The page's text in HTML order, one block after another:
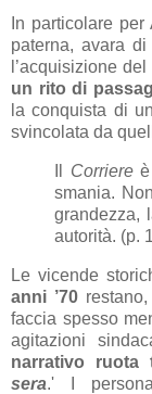
In particolare
paterna, avara di
l’acquisizione
un rito di
la conquista di
svincolata da
Corriereè
smania.
grandezza,
autorità. (p.
Le vicende
anni ’70
faccia spesso
agitazioni
narrativo ruota
sera.' I